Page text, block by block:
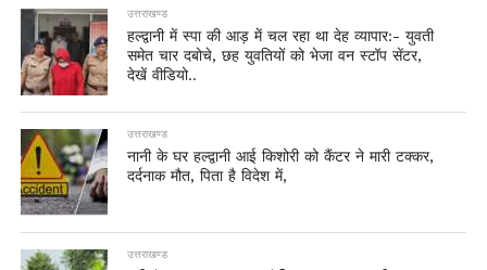
उत्तराखण्ड
हल्द्वानी में स्पा की आड़ में चल रहा था देह व्यापार:- युवती
समेत चार दबोचे, छह युवतियों को भेजा वन स्टॉप सेंटर,
देखें वीडियो..
उत्तराखण्ड
नानी के घर हल्द्वानी आई किशोरी को कैंटर ने मारी टक्कर,
दर्दनाक मौत, पिता है विदेश में,
उत्तराखण्ड